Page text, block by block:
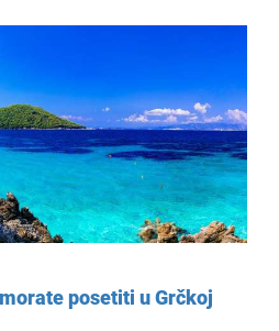
posetiti u Grčkoj